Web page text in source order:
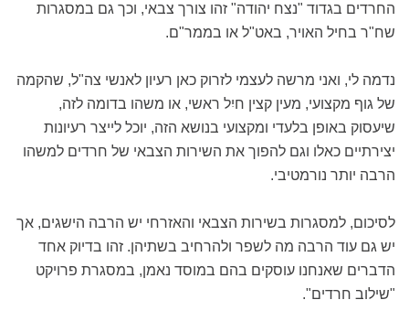
החרדים בגדוד "נצח יהודה" זהו צורך צבאי, וכך גם במסגרות
שח"ר בחיל האויר, באט"ל או בממר"ם.
נדמה לי, ואני מרשה לעצמי לזרוק כאן רעיון לאנשי צה"ל, שהקמה
של גוף מקצועי, מעין קצין חיִל ראשי, או משהו בדומה לזה,
שיעסוק באופן בלעדי ומקצועי בנושא הזה, יוכל לייצר רעיונות
יצירתיים כאלו וגם להפוך את השירות הצבאי של חרדים למשהו
הרבה יותר נורמטיבי.
לסיכום, למסגרות בשירות הצבאי והאזרחי יש הרבה הישגים, אך
יש גם עוד הרבה מה לשפר ולהרחיב בשתיהן. זהו בדיוק אחד
הדברים שאנחנו עוסקים בהם במוסד נאמן, במסגרת פרויקט
"שילוב חרדים".